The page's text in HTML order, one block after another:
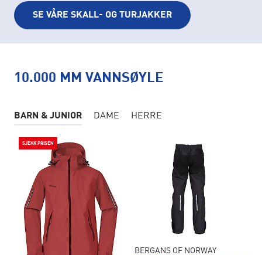
SE VÅRE SKALL- OG TURJAKKER
10.000 MM VANNSØYLE
BARN & JUNIOR DAME HERRE
SJEKK PRISEN
BERGANS OF NORWAY